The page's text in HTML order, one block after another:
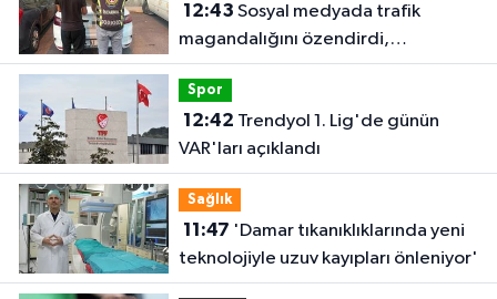
12:43
magandalığını özendirdi,
ehliyetinden oldu: 72 bin lira ceza
Spor
12:42
VAR'ları açıklandı
Sağlık
11:47
teknolojiyle uzuv kayıpları önleniyor'